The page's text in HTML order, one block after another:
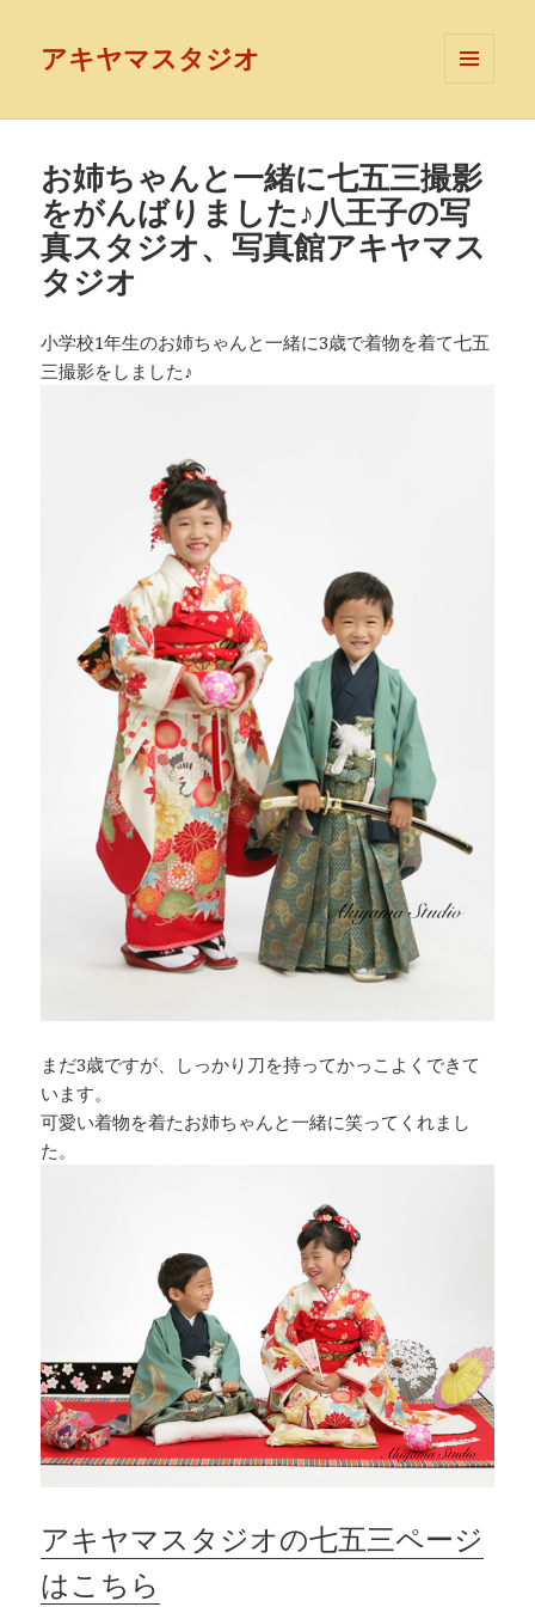
アキヤマスタジオ
ーとウ
ット
お姉ちゃんと一緒に七五三撮影
をがんばりました♪八王子の写
真スタジオ、写真館アキヤマス
タジオ
小学校1年生のお姉ちゃんと一緒に3歳で着物を着て七五
三撮影をしました♪
まだ3歳ですが、しっかり刀を持ってかっこよくできて
います。
可愛い着物を着たお姉ちゃんと一緒に笑ってくれまし
た。
アキヤマスタジオの七五三ページ
はこちら